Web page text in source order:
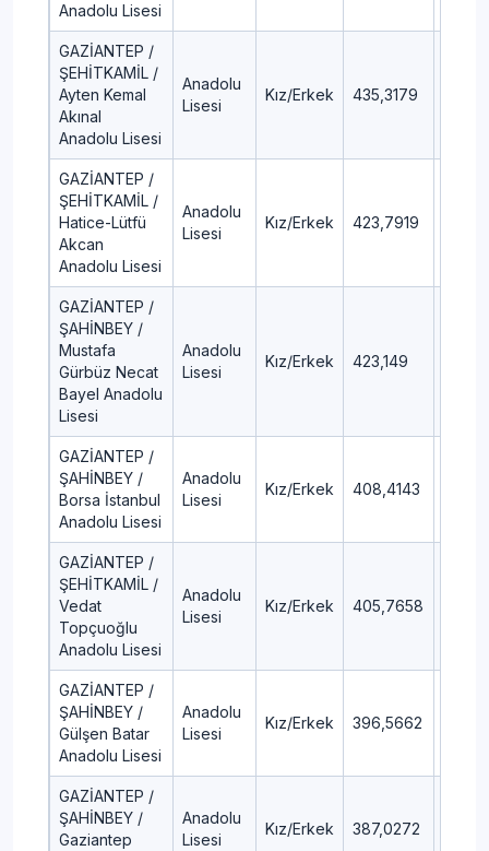
Anadolu Lisesi
GAZİANTEP /
ŞEHİTKAMİL /
Ayten Kemal
Akınal
Anadolu Lisesi
Anadolu
Lisesi
Kız/Erkek 435,3179
GAZİANTEP /
ŞEHİTKAMİL /
Hatice-Lütfü
Akcan
Anadolu Lisesi
Anadolu
Lisesi
Kız/Erkek 423,7919
GAZİANTEP /
ŞAHİNBEY /
Mustafa
Gürbüz Necat
Bayel Anadolu
Lisesi
Anadolu
Lisesi
Kız/Erkek 423,149
GAZİANTEP /
ŞAHİNBEY /
Borsa İstanbul
Anadolu Lisesi
Anadolu
Lisesi
Kız/Erkek 408,4143
GAZİANTEP /
ŞEHİTKAMİL /
Vedat
Topçuoğlu
Anadolu Lisesi
Anadolu
Lisesi
Kız/Erkek 405,7658
GAZİANTEP /
ŞAHİNBEY /
Gülşen Batar
Anadolu Lisesi
Anadolu
Lisesi
Kız/Erkek 396,5662
GAZİANTEP /
ŞAHİNBEY /
Gaziantep
Anadolu
Lisesi
Kız/Erkek 387,0272